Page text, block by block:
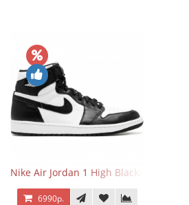
Nike Air Jordan 1 High Black/White
6990р.